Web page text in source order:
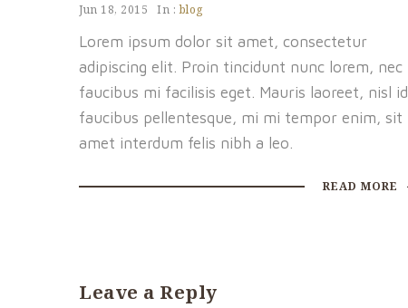
Jun 18, 2015 In :blog
Lorem ipsum dolor sit amet, consectetur
adipiscing elit. Proin tincidunt nunc lorem, nec
faucibus mi facilisis eget. Mauris laoreet, nisl id
faucibus pellentesque, mi mi tempor enim, sit
amet interdum felis nibh a leo.
READ MORE
Leave a Reply